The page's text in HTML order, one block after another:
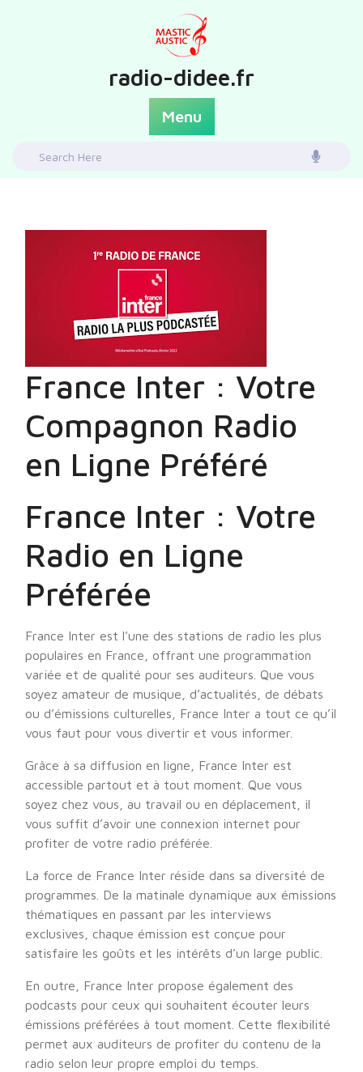
radio-didee.fr
Menu
Search
France Inter : Votre
Compagnon Radio
en Ligne Préféré
France Inter : Votre
Radio en Ligne
Préférée
France Inter est l’une des stations de radio les plus
populaires en France, offrant une programmation
variée et de qualité pour ses auditeurs. Que vous
soyez amateur de musique, d’actualités, de débats
ou d’émissions culturelles, France Inter a tout ce qu’il
vous faut pour vous divertir et vous informer.
Grâce à sa diffusion en ligne, France Inter est
accessible partout et à tout moment. Que vous
soyez chez vous, au travail ou en déplacement, il
vous suffit d’avoir une connexion internet pour
profiter de votre radio préférée.
La force de France Inter réside dans sa diversité de
programmes. De la matinale dynamique aux émissions
thématiques en passant par les interviews
exclusives, chaque émission est conçue pour
satisfaire les goûts et les intérêts d’un large public.
En outre, France Inter propose également des
podcasts pour ceux qui souhaitent écouter leurs
émissions préférées à tout moment. Cette flexibilité
permet aux auditeurs de profiter du contenu de la
radio selon leur propre emploi du temps.